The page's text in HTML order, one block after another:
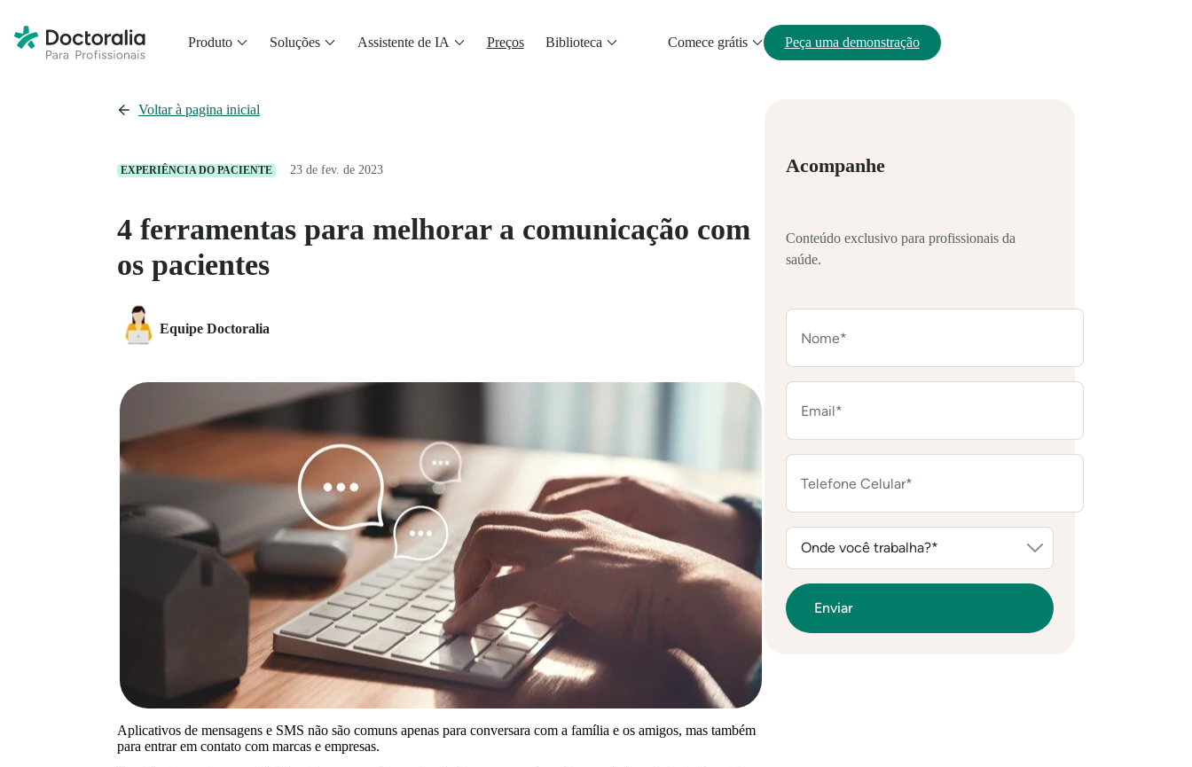
Produto Soluções Assistente de IA Preços Biblioteca Comece grátis Peça uma demonstração
Voltar à pagina inicial
EXPERIÊNCIA DO PACIENTE 23 de fev. de 2023
4 ferramentas para melhorar a comunicação com
os pacientes
Equipe Doctoralia
Aplicativos de mensagens e SMS não são comuns apenas para conversara com a família e os amigos, mas também
para entrar em contato com marcas e empresas.
Acompanhe
Conteúdo exclusivo para profissionais da
saúde.